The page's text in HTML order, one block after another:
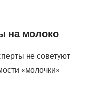
на молоко
не советуют
«молочки»